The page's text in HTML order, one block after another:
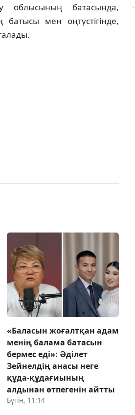
облысының батасында,
батысы мен оңтүстігінде,
«Баласын жоғалтқан адам
менің балама батасын
бермес еді»: Әділет
Зейнелдің анасы неге
құда-құдағиының
алдынан өтпегенін айтты
Бүгін, 11:14